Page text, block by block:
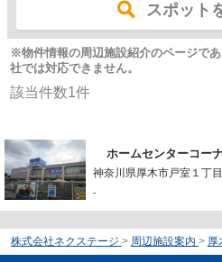
スポット
※物件情報の周辺施設紹介のページで
社では対応できません。
該当件数1件
ホームセンターコー
神奈川県厚木市戸室１丁目
-
株式会社ネクステージ > 周辺施設案内 > 厚